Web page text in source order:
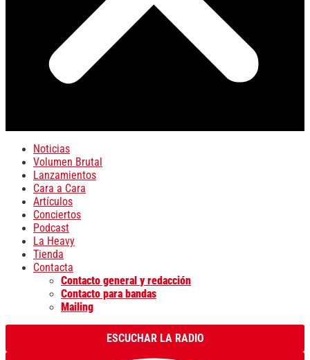
Noticias
Volumen Brutal
Lanzamientos
Cara a Cara
Artículos
Conciertos
Podcast
La Heavy
Tienda
Contacta
Contacto general y redacción
Contacto para bandas
Mailing
ESCUCHAR LA RADIO